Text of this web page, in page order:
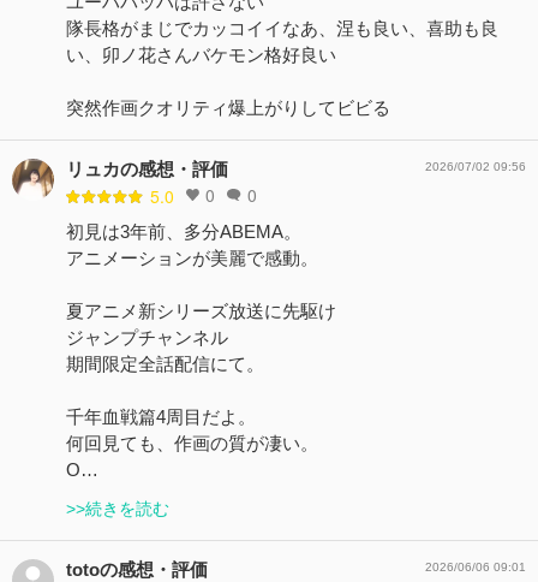
隊長格がまじでカッコイイなあ、涅も良い、喜助も良
い、卯ノ花さんバケモン格好良い
突然作画クオリティ爆上がりしてビビる
リュカの感想・評価
5.0 0 0
2026/07/02 09:56
初見は3年前、多分ABEMA。
アニメーションが美麗で感動。
夏アニメ新シリーズ放送に先駆け
ジャンプチャンネル
期間限定全話配信にて。
千年血戦篇4周目だよ。
何回見ても、作画の質が凄い。
O…
>>続きを読む
totoの感想・評価 2026/06/06 09:01